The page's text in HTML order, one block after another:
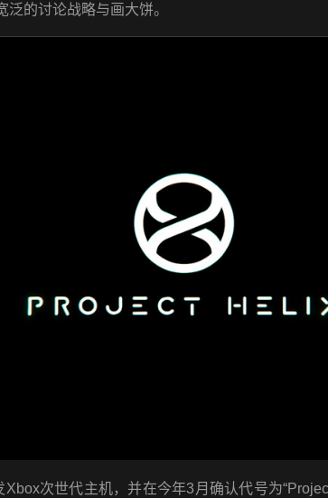
的讨论战略与画大饼。
次世代主机，并在今年3月确认代号为